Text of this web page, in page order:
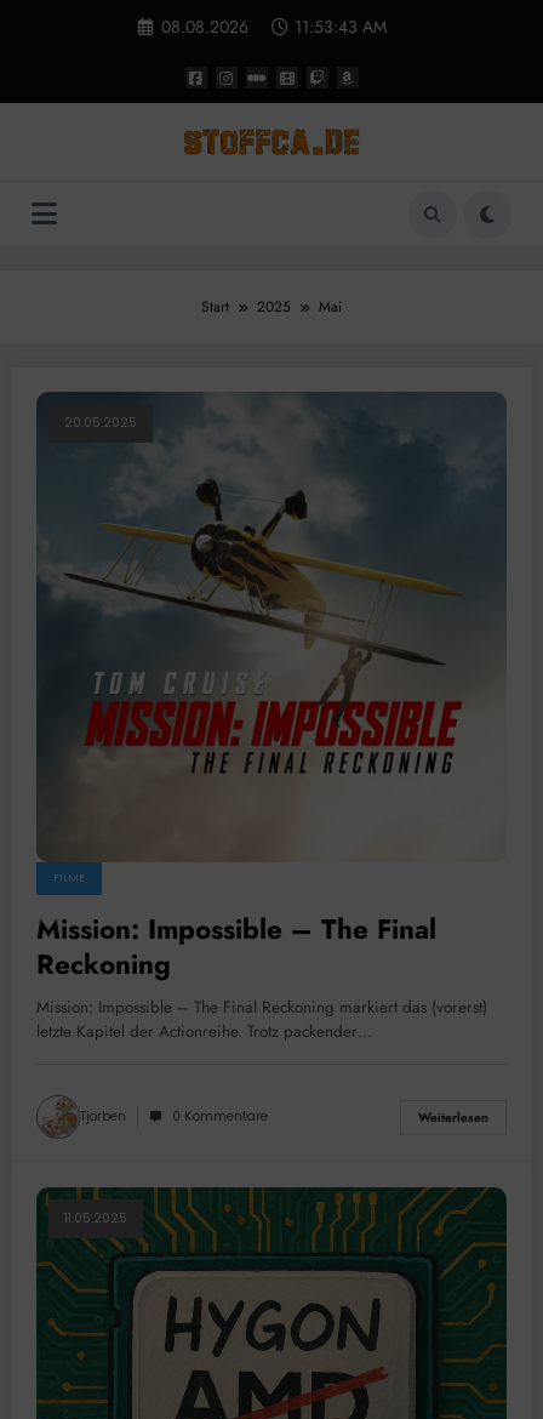
08.08.2026 11:53:44 AM
Start 2025 Mai
20.05.2025
FILME
Mission: Impossible – The Final
Reckoning
Mission: Impossible – The Final Reckoning markiert das (vorerst)
letzte Kapitel der Actionreihe. Trotz packender…
Tjorben 0 Kommentare Weiterlesen
11.05.2025